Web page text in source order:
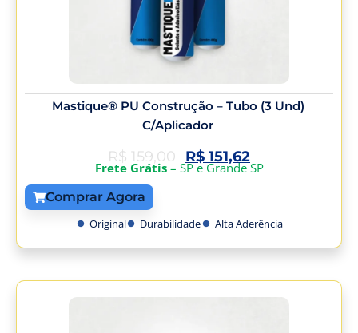
Mastique® PU Construção – Tubo (3 Und)
C/Aplicador
R$159,00 R$ 151,62
Frete Grátis– SP e Grande SP
Comprar Agora
Original Durabilidade Alta Aderência